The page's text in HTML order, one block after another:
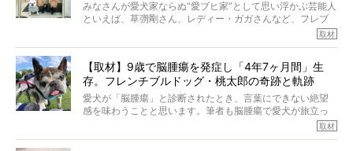
みなさんが愛犬家ならぬ“愛ブヒ家”として思い浮かぶ芸能人
といえば、草彅剛さん、レディー・ガガさんなど、フレブ
ルを飼っている方が多いと思います。が、ロッチ中岡さん
んのインスタグラムを覗くと、たくさんのフレブルアカウ
ントがフォローされていて、わが『FRENCH BULLDOG
LIFE』モデルのnicoやトーラスも、その中の一頭。
そんな中岡さんに、フレブルの魅力を語っていただきまし
た。そのブヒ愛っぷりは、思ってた以上！ ガチ中のガチ
取材
【取材】9歳で脳腫瘍を発症し「4年7ヶ月間」生
存。フレンチブルドッグ・桃太郎の奇跡と軌跡
愛犬が「脳腫瘍」と診断されたとき、言葉にできない絶望
感を味わうことと思います。筆者も脳腫瘍で愛犬が旅立っ
たひとり。だからこそ、どれほど厄介で困難な病気かを理取材